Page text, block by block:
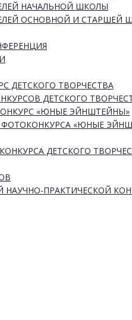
НАЧАЛЬНОЙ ШКОЛЫ
ОСНОВНОЙ И СТАРШЕЙ
ДЕТСКОГО ТВОРЧЕСТВА
ДЕТСКОГО
«ЮНЫЕ ЭЙНШТЕЙНЫ»
«ЮНЫЕ
ДЕТСКОГО
НАУЧНО-ПРАКТИЧЕСКОЙ